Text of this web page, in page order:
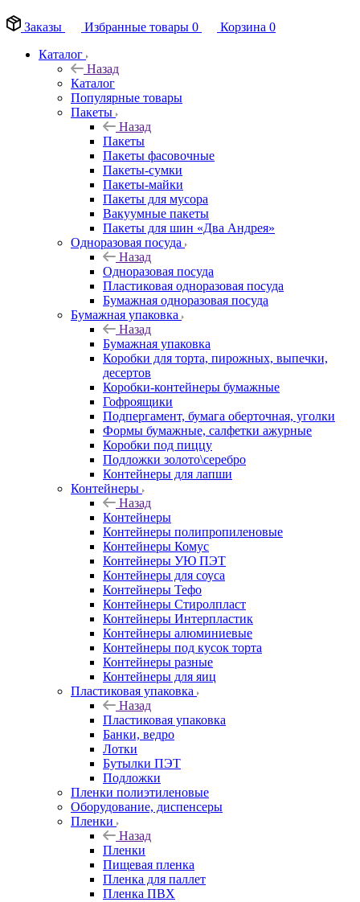
Заказы
Избранные товары 0 Корзина 0
Каталог
Назад
Каталог
Популярные товары
Пакеты
Назад
Пакеты
Пакеты фасовочные
Пакеты-сумки
Пакеты-майки
Пакеты для мусора
Вакуумные пакеты
Пакеты для шин «Два Андрея»
Одноразовая посуда
Назад
Одноразовая посуда
Пластиковая одноразовая посуда
Бумажная одноразовая посуда
Бумажная упаковка
Назад
Бумажная упаковка
Коробки для торта, пирожных, выпечки,
десертов
Коробки-контейнеры бумажные
Гофроящики
Подпергамент, бумага оберточная, уголки
Формы бумажные, салфетки ажурные
Коробки под пиццу
Подложки золото\серебро
Контейнеры для лапши
Контейнеры
Назад
Контейнеры
Контейнеры полипропиленовые
Контейнеры Комус
Контейнеры УЮ ПЭТ
Контейнеры для соуса
Контейнеры Тефо
Контейнеры Стиролпласт
Контейнеры Интерпластик
Контейнеры алюминиевые
Контейнеры под кусок торта
Контейнеры разные
Контейнеры для яиц
Пластиковая упаковка
Назад
Пластиковая упаковка
Банки, ведро
Лотки
Бутылки ПЭТ
Подложки
Пленки полиэтиленовые
Оборудование, диспенсеры
Пленки
Назад
Пленки
Пищевая пленка
Пленка для паллет
Пленка ПВХ